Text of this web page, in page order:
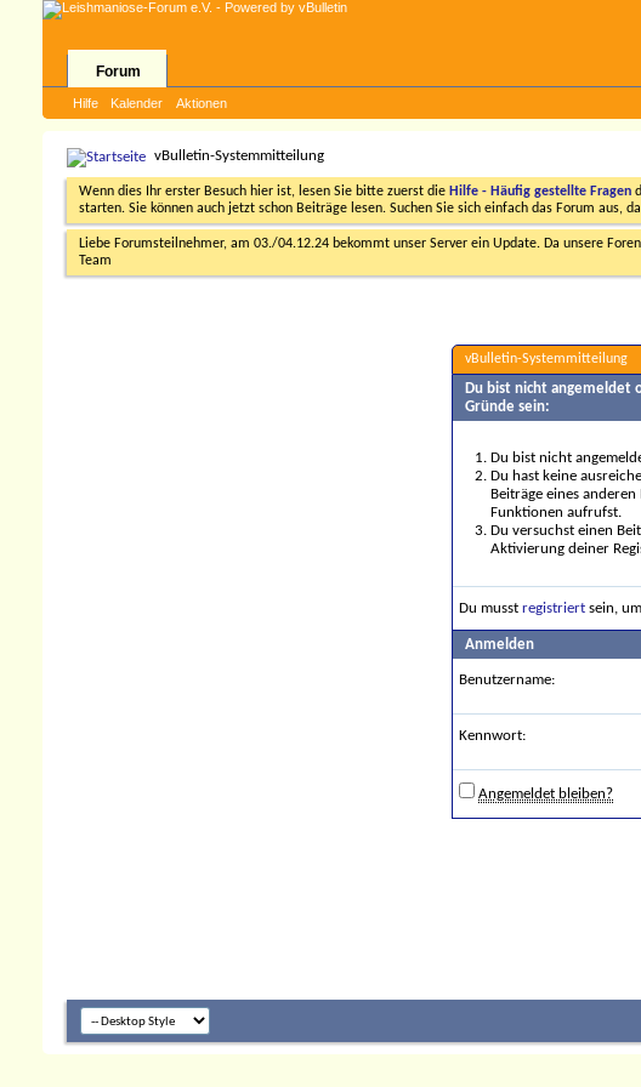
Forum
Hilfe Kalender Aktionen
vBulletin-Systemmitteilung
Wenn dies Ihr erster Besuch hier ist, lesen Sie bitte zuerst die Hilfe - Häufig gestellte Fragen
starten. Sie können auch jetzt schon Beiträge lesen. Suchen Sie sich einfach das Forum aus,
Liebe Forumsteilnehmer, am 03./04.12.24 bekommt unser Server ein Update. Da unsere
Team
vBulletin-Systemmitteilung
Du bist nicht angemeldet
Gründe sein:
Du bist nicht
Du hast keine
Beiträge eines
Funktionen aufrufst.
Du versuchst einen
Aktivierung deiner
Du musst registriert sein,
Anmelden
Benutzername:
Kennwort:
Angemeldet bleiben?